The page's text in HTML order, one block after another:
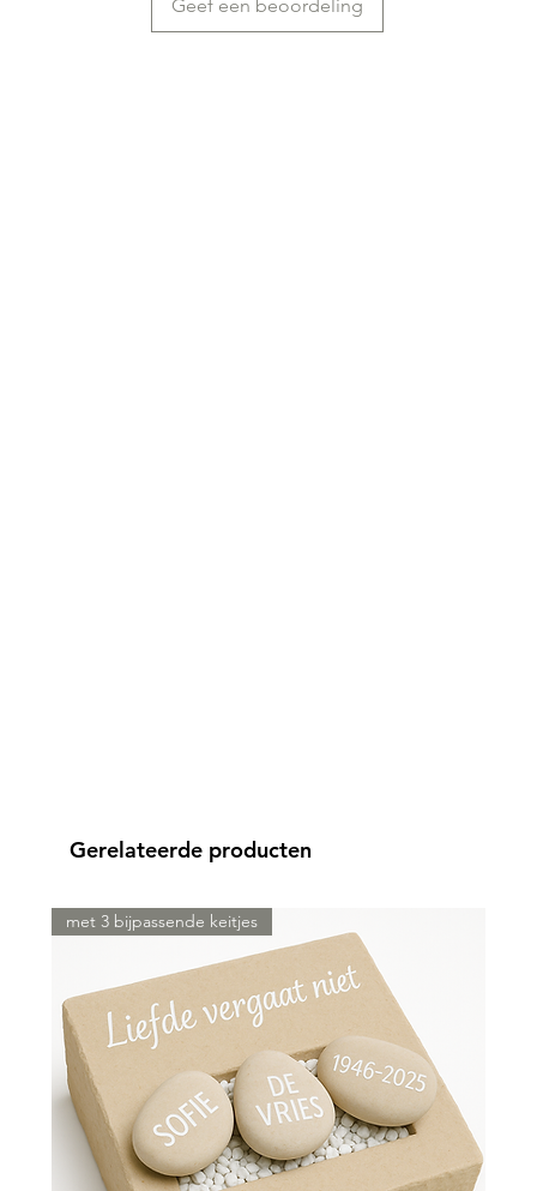
Geef een beoordeling
Gerelateerde producten
met 3 bijpassende keitjes